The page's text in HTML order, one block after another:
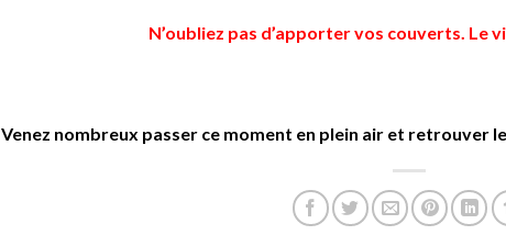
N’oubliez pas d’apporter vos couverts. Le
Venez nombreux passer ce moment en plein air et retrouver